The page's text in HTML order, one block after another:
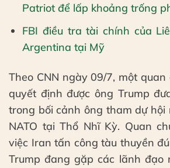
Patriot để lấp khoảng trống
FBI điều tra tài chính của
Argentina tại Mỹ
Theo CNN ngày 09/7, một
quyết định được ông Trump
trong bối cảnh ông tham dự hội
NATO tại Thổ Nhĩ Kỳ. Quan
việc Iran tấn công tàu thuyền
Trump đang gặp các lãnh đạo